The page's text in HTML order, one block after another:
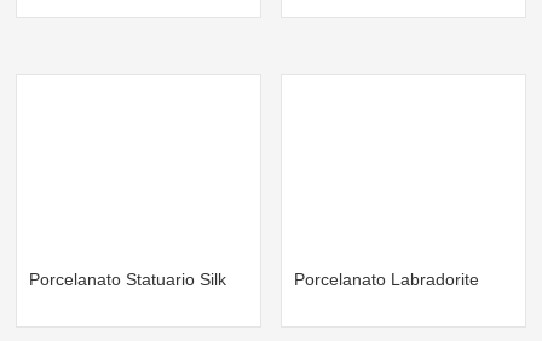
Porcelanato Statuario Silk Porcelanato Labradorite